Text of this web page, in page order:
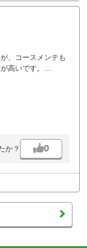
、コースメンテも
高いです。
か？ 0